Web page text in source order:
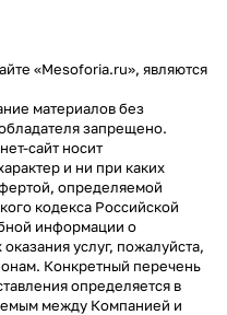
«Mesoforia.ru», являются
материалов без
запрещено.
сайт носит
и ни при каких
определяемой
кодекса Российской
информации о
услуг, пожалуйста,
Конкретный перечень
определяется в
между Компанией и